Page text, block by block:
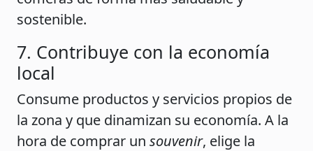
sostenible.
7. Contribuye con la economía
local
Consume productos y servicios propios de
la zona y que dinamizan su economía. A la
hora de comprar un souvenir, elige la